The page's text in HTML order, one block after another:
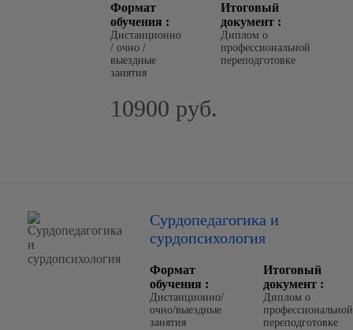
Формат
обучения :
Дистанционно
/ очно /
выездные
занятия
Итоговый
документ :
Диплом о
профессиональной
переподготовке
10900 руб.
Сурдопедагогика и
сурдопсихология
Формат
обучения :
Дистанционно/
очно/выездные
занятия
Итоговый
документ :
Диплом о
профессиональной
переподготовке